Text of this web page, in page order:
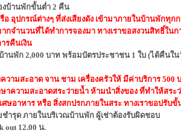
บ้านพักขั้นต่ำ 2 คืน
อ อุปกรณ์ต่างๆ ที่ส่งเสียงดัง เข้ามาภายในบ้านพักทุก
กจำนวนที่ได้ทำการจองมา ทางเราขอสงวนสิทธิ์ใน
รคืนเงิน
านพัก 2,000 บาท พร้อมบัตรประชาชน 1 ใบ (ได้คืนใ
วามสะอาด จาน ชาม เครื่องครัวให้ มีค่าบริการ 500
าความสะอาดสระว่ายน้ำ ห้ามนำสิ่งของ ที่ทำให้สระ
ศษอาหาร หรือ สิ่งสกปรกภายในสระ ทางเราขอปรับขั้
ำรุด ภายในบริเวณบ้านพัก ผู้เช่าต้องรับผิดชอบ
out 12.00 น.